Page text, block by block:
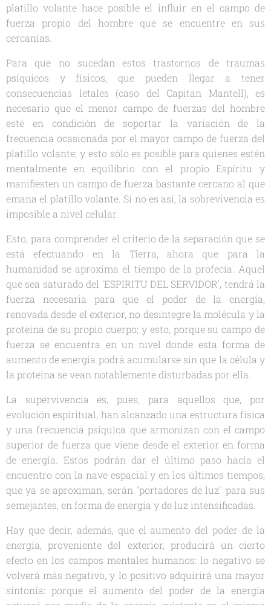
platillo volante hace posible el influir en el campo de
fuerza propio del hombre que se encuentre en sus
cercanías.
Para que no sucedan estos trastornos de traumas
psíquicos y físicos, que pueden llegar a tener
consecuencias letales (caso del Capitan Mantell), es
necesario que el menor campo de fuerzas del hombre
esté en condición de soportar la variación de la
frecuencia ocasionada por el mayor campo de fuerza del
platillo volante; y esto sólo es posible para quienes estén
mentalmente en equilibrio con el propio Espíritu y
manifiesten un campo de fuerza bastante cercano al que
emana el platillo volante. Si no es así, la sobrevivencia es
imposible a nivel celular.
Esto, para comprender el criterio de la separación que se
está efectuando en la Tierra, ahora que para la
humanidad se aproxima el tiempo de la profecía. Aquel
que sea saturado del 'ESPIRITU DEL SERVIDOR', tendrá la
fuerza necesaria para que el poder de la energía,
renovada desde el exterior, no desintegre la molécula y la
proteína de su propio cuerpo; y esto, porque su campo de
fuerza se encuentra en un nivel donde esta forma de
aumento de energía podrá acumularse sin que la célula y
la proteína se vean notablemente disturbadas por ella.
La supervivencia es, pues, para aquellos que, por
evolución espiritual, han alcanzado una estructura física
y una frecuencia psíquica que armonizan con el campo
superior de fuerza que viene desde el exterior en forma
de energía. Estos podrán dar el último paso hacia el
encuentro con la nave espacial y en los últimos tiempos,
que ya se aproximan, serán "portadores de luz" para sus
semejantes, en forma de energía y de luz intensificadas.
Hay que decir, además, que el aumento del poder de la
energía, proveniente del exterior, producirá un cierto
efecto en los campos mentales humanos: lo negativo se
volverá más negativo, y lo positivo adquirirá una mayor
sintonía: porque el aumento del poder de la energía